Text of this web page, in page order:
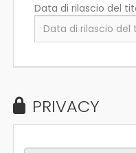
Data di rilascio del
PRIVACY